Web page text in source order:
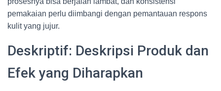
pemakaian perlu diimbangi dengan pemantauan respons
kulit yang jujur.
Deskriptif: Deskripsi Produk dan
Efek yang Diharapkan